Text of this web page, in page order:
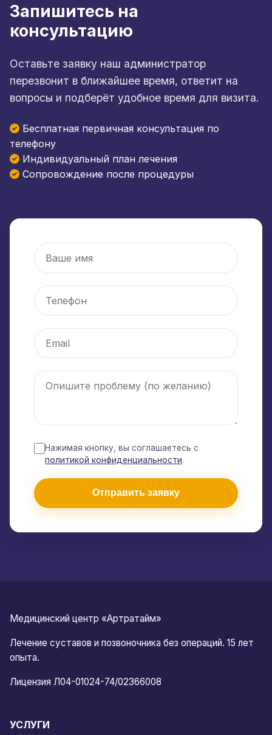
Запишитесь на
консультацию
Оставьте заявку наш администратор
перезвонит в ближайшее время, ответит на
вопросы и подберёт удобное время для визита.
Бесплатная первичная консультация по
телефону
Индивидуальный план лечения
Сопровождение после процедуры
Нажимая кнопку, вы соглашаетесь с
политикой конфиденциальности.
Отправить заявку
Медицинский центр «Артратайм»
Лечение суставов и позвоночника без операций. 15 лет
опыта.
Лицензия Л04-01024-74/02366008
УСЛУГИ